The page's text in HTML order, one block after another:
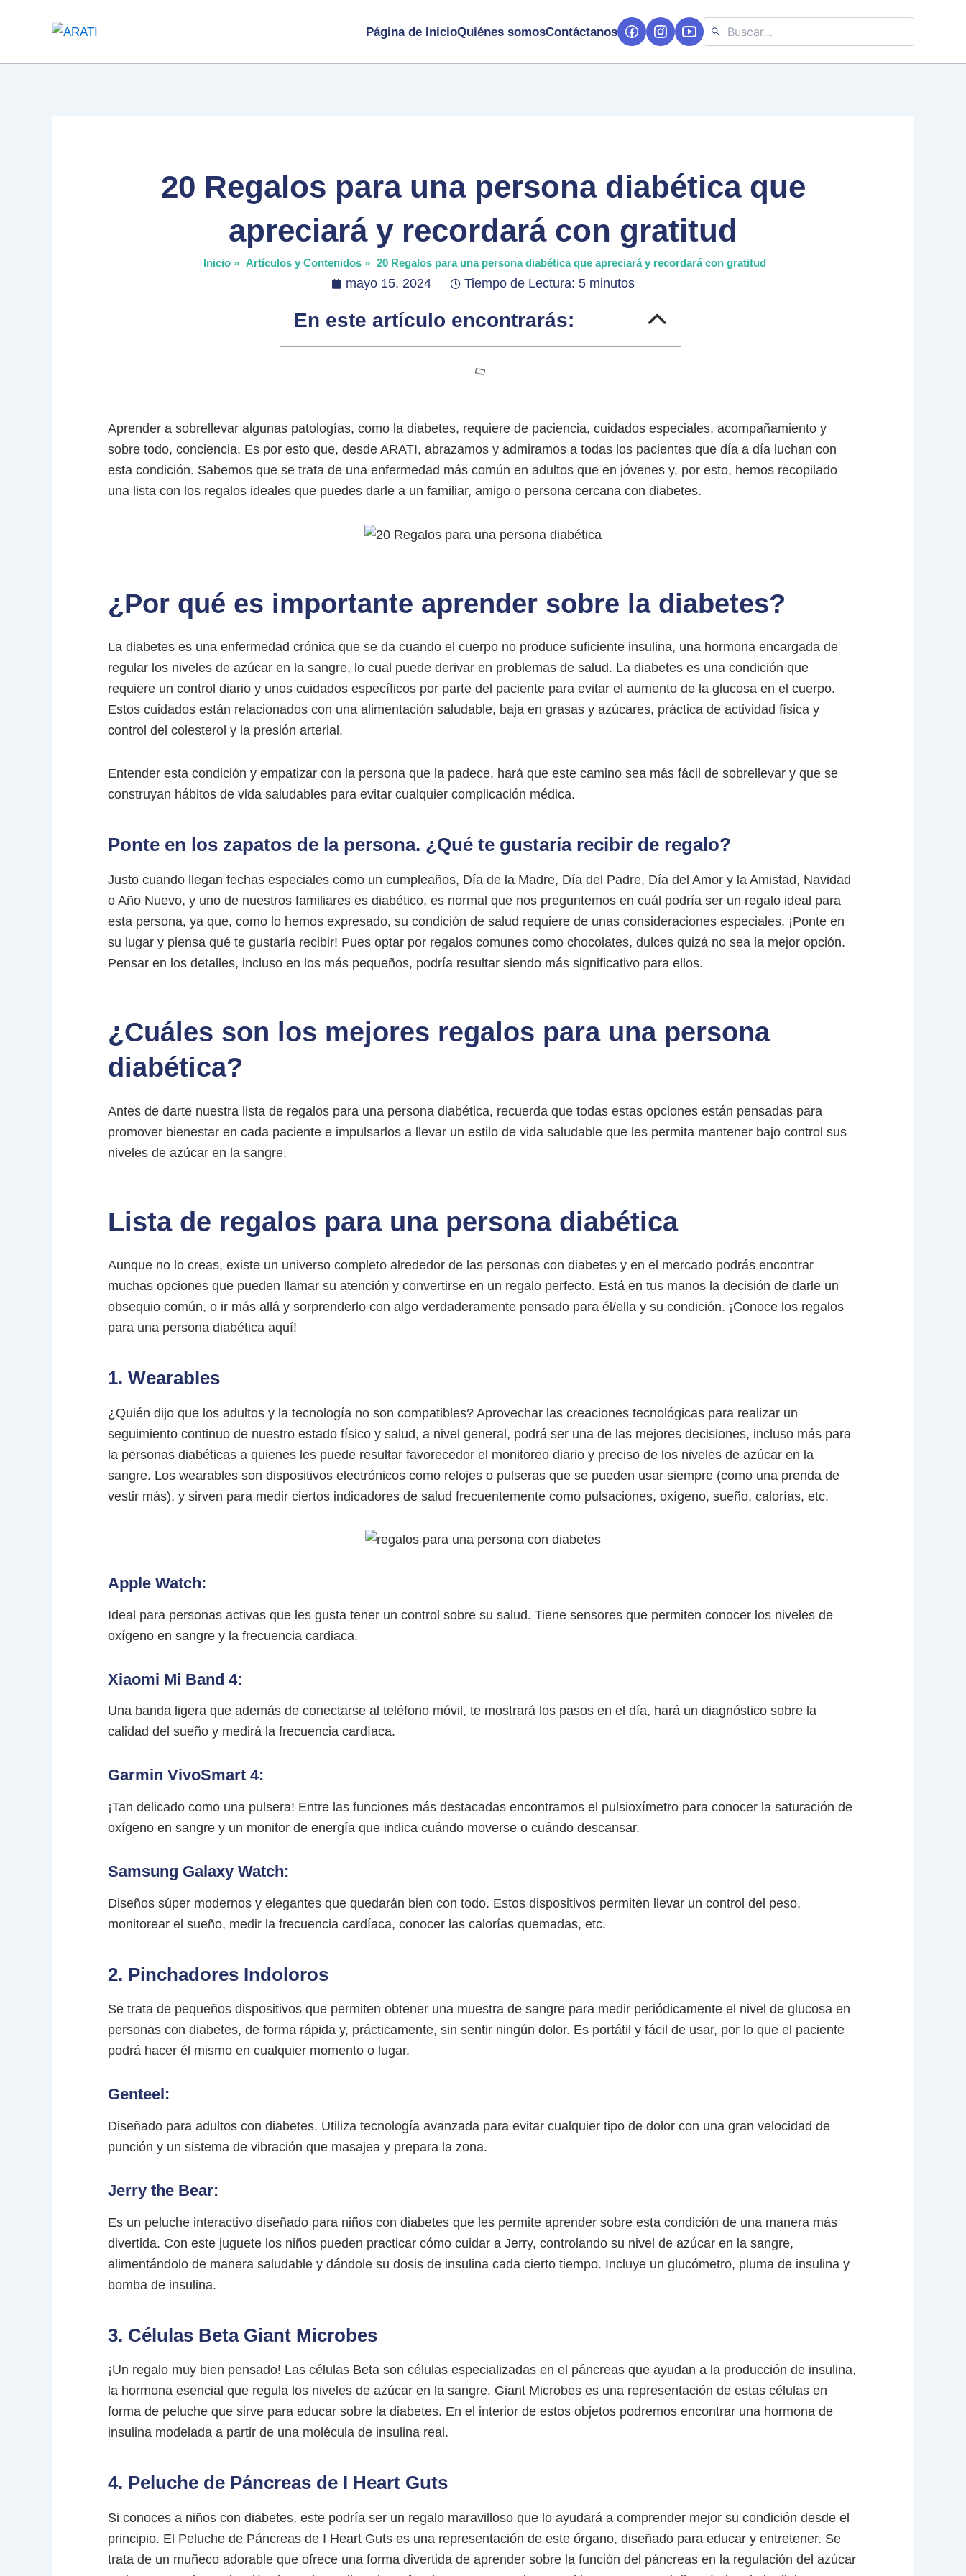
Página de InicioQuiénes somosContáctanos
20 Regalos para una persona diabética que
apreciará y recordará con gratitud
Inicio » Artículos y Contenidos » 20 Regalos para una persona diabética que apreciará y recordará con gratitud
mayo 15, 2024 Tiempo de Lectura: 5 minutos
En este artículo encontrarás:
Aprender a sobrellevar algunas patologías, como la diabetes, requiere de paciencia, cuidados especiales, acompañamiento y
sobre todo, conciencia. Es por esto que, desde ARATI, abrazamos y admiramos a todas los pacientes que día a día luchan con
esta condición. Sabemos que se trata de una enfermedad más común en adultos que en jóvenes y, por esto, hemos recopilado
una lista con los regalos ideales que puedes darle a un familiar, amigo o persona cercana con diabetes.
¿Por qué es importante aprender sobre la diabetes?
La diabetes es una enfermedad crónica que se da cuando el cuerpo no produce suficiente insulina, una hormona encargada de
regular los niveles de azúcar en la sangre, lo cual puede derivar en problemas de salud. La diabetes es una condición que
requiere un control diario y unos cuidados específicos por parte del paciente para evitar el aumento de la glucosa en el cuerpo.
Estos cuidados están relacionados con una alimentación saludable, baja en grasas y azúcares, práctica de actividad física y
control del colesterol y la presión arterial.
Entender esta condición y empatizar con la persona que la padece, hará que este camino sea más fácil de sobrellevar y que se
construyan hábitos de vida saludables para evitar cualquier complicación médica.
Ponte en los zapatos de la persona. ¿Qué te gustaría recibir de regalo?
Justo cuando llegan fechas especiales como un cumpleaños, Día de la Madre, Día del Padre, Día del Amor y la Amistad, Navidad
o Año Nuevo, y uno de nuestros familiares es diabético, es normal que nos preguntemos en cuál podría ser un regalo ideal para
esta persona, ya que, como lo hemos expresado, su condición de salud requiere de unas consideraciones especiales. ¡Ponte en
su lugar y piensa qué te gustaría recibir! Pues optar por regalos comunes como chocolates, dulces quizá no sea la mejor opción.
Pensar en los detalles, incluso en los más pequeños, podría resultar siendo más significativo para ellos.
¿Cuáles son los mejores regalos para una persona
diabética?
Antes de darte nuestra lista de regalos para una persona diabética, recuerda que todas estas opciones están pensadas para
promover bienestar en cada paciente e impulsarlos a llevar un estilo de vida saludable que les permita mantener bajo control sus
niveles de azúcar en la sangre.
Lista de regalos para una persona diabética
Aunque no lo creas, existe un universo completo alrededor de las personas con diabetes y en el mercado podrás encontrar
muchas opciones que pueden llamar su atención y convertirse en un regalo perfecto. Está en tus manos la decisión de darle un
obsequio común, o ir más allá y sorprenderlo con algo verdaderamente pensado para él/ella y su condición. ¡Conoce los regalos
para una persona diabética aquí!
1. Wearables
¿Quién dijo que los adultos y la tecnología no son compatibles? Aprovechar las creaciones tecnológicas para realizar un
seguimiento continuo de nuestro estado físico y salud, a nivel general, podrá ser una de las mejores decisiones, incluso más para
la personas diabéticas a quienes les puede resultar favorecedor el monitoreo diario y preciso de los niveles de azúcar en la
sangre. Los wearables son dispositivos electrónicos como relojes o pulseras que se pueden usar siempre (como una prenda de
vestir más), y sirven para medir ciertos indicadores de salud frecuentemente como pulsaciones, oxígeno, sueño, calorías, etc.
Apple Watch:
Ideal para personas activas que les gusta tener un control sobre su salud. Tiene sensores que permiten conocer los niveles de
oxígeno en sangre y la frecuencia cardiaca.
Xiaomi Mi Band 4:
Una banda ligera que además de conectarse al teléfono móvil, te mostrará los pasos en el día, hará un diagnóstico sobre la
calidad del sueño y medirá la frecuencia cardíaca.
Garmin VivoSmart 4:
¡Tan delicado como una pulsera! Entre las funciones más destacadas encontramos el pulsioxímetro para conocer la saturación de
oxígeno en sangre y un monitor de energía que indica cuándo moverse o cuándo descansar.
Samsung Galaxy Watch:
Diseños súper modernos y elegantes que quedarán bien con todo. Estos dispositivos permiten llevar un control del peso,
monitorear el sueño, medir la frecuencia cardíaca, conocer las calorías quemadas, etc.
2. Pinchadores Indoloros
Se trata de pequeños dispositivos que permiten obtener una muestra de sangre para medir periódicamente el nivel de glucosa en
personas con diabetes, de forma rápida y, prácticamente, sin sentir ningún dolor. Es portátil y fácil de usar, por lo que el paciente
podrá hacer él mismo en cualquier momento o lugar.
Genteel:
Diseñado para adultos con diabetes. Utiliza tecnología avanzada para evitar cualquier tipo de dolor con una gran velocidad de
punción y un sistema de vibración que masajea y prepara la zona.
Jerry the Bear:
Es un peluche interactivo diseñado para niños con diabetes que les permite aprender sobre esta condición de una manera más
divertida. Con este juguete los niños pueden practicar cómo cuidar a Jerry, controlando su nivel de azúcar en la sangre,
alimentándolo de manera saludable y dándole su dosis de insulina cada cierto tiempo. Incluye un glucómetro, pluma de insulina y
bomba de insulina.
3. Células Beta Giant Microbes
¡Un regalo muy bien pensado! Las células Beta son células especializadas en el páncreas que ayudan a la producción de insulina,
la hormona esencial que regula los niveles de azúcar en la sangre. Giant Microbes es una representación de estas células en
forma de peluche que sirve para educar sobre la diabetes. En el interior de estos objetos podremos encontrar una hormona de
insulina modelada a partir de una molécula de insulina real.
4. Peluche de Páncreas de I Heart Guts
Si conoces a niños con diabetes, este podría ser un regalo maravilloso que lo ayudará a comprender mejor su condición desde el
principio. El Peluche de Páncreas de I Heart Guts es una representación de este órgano, diseñado para educar y entretener. Se
trata de un muñeco adorable que ofrece una forma divertida de aprender sobre la función del páncreas en la regulación del azúcar